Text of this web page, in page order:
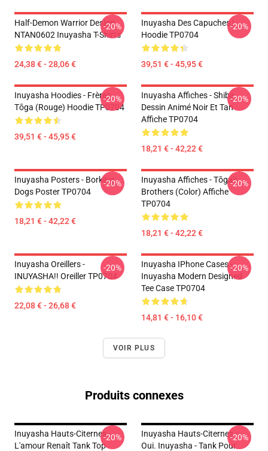
Half-Demon Warrior Design
NTAN0602 Inuyasha T-Shirts
24,38 € - 28,06 €
-20%
Inuyasha Des Capuches !
Hoodie TP0704
39,51 € - 45,95 €
-20%
Inuyasha Hoodies - Frères
Tōga (rouge) Hoodie TP0704
39,51 € - 45,95 €
-20%
Inuyasha Affiches - Shiba
Dessin Animé Noir Et Tan
Affiche TP0704
18,21 € - 42,22 €
-20%
Inuyasha Posters - Borking
Dogs Poster TP0704
18,21 € - 42,22 €
-20%
Inuyasha Affiches - Tōga's
Brothers (color) Affiche
TP0704
18,21 € - 42,22 €
-20%
Inuyasha Oreillers -
INUYASHA!! Oreiller TP0704
22,08 € - 26,68 €
-20%
Inuyasha IPhone Cases -
Inuyasha Modern Designed
Tee Case TP0704
14,81 € - 16,10 €
-20%
VOIR PLUS
Produits connexes
Inuyasha Hauts-Citernes -
L'amour Renaît Tank Top
-20%
Inuyasha Hauts-Citernes -
Oui. Inuyasha - Tank Pour
-20%